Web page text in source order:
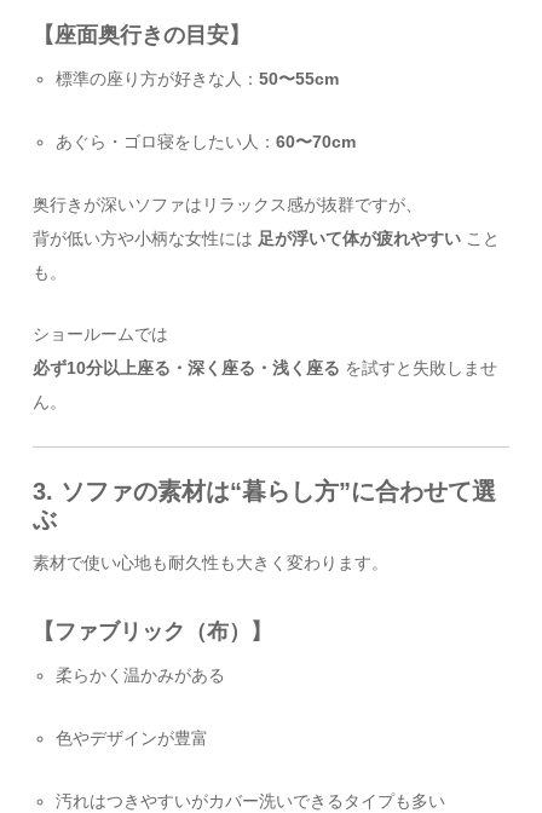
【座面奥行きの目安】
標準の座り方が好きな人： 50〜55cm
あぐら・ゴロ寝をしたい人： 60〜70cm
奥行きが深いソファはリラックス感が抜群ですが、
背が低い方や小柄な女性には 足が浮いて体が疲れやすい こと
も。
ショールームでは
必ず10分以上座る・深く座る・浅く座る を試すと失敗しませ
ん。
3. ソファの素材は“暮らし方”に合わせて選
ぶ
素材で使い心地も耐久性も大きく変わります。
【ファブリック（布）】
柔らかく温かみがある
色やデザインが豊富
汚れはつきやすいがカバー洗いできるタイプも多い